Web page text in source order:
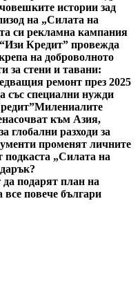
истории зад
на „Силата на
си рекламна кампания
“Изи Кредит” провежда
на доброволното
за стени и тавани:
ремонт през 2025
със специални нужди
Милениалите
към Азия,
глобални разходи за
променят личните
подкаста „Силата на
подарят план на
повече българи